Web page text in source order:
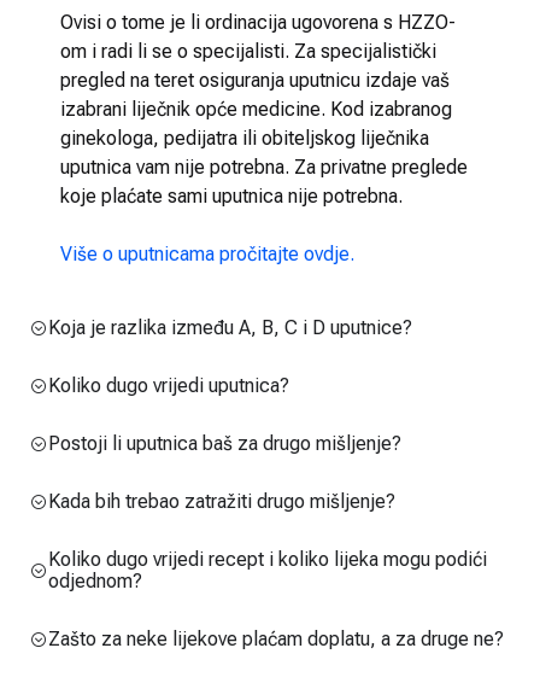
Ovisi o tome je li ordinacija ugovorena s HZZO-
om i radi li se o specijalisti. Za specijalistički
pregled na teret osiguranja uputnicu izdaje vaš
izabrani liječnik opće medicine. Kod izabranog
ginekologa, pedijatra ili obiteljskog liječnika
uputnica vam nije potrebna. Za privatne preglede
koje plaćate sami uputnica nije potrebna.
Više o uputnicama pročitajte ovdje.
Koja je razlika između A, B, C i D uputnice?
Koliko dugo vrijedi uputnica?
Postoji li uputnica baš za drugo mišljenje?
Kada bih trebao zatražiti drugo mišljenje?
Koliko dugo vrijedi recept i koliko lijeka mogu podići
odjednom?
Zašto za neke lijekove plaćam doplatu, a za druge ne?